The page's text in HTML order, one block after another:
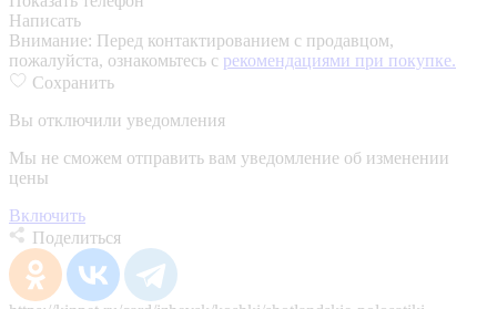
Написать
Внимание: Перед контактированием с продавцом,
пожалуйста, ознакомьтесь с рекомендациями при покупке.
Сохранить
Вы отключили уведомления
Мы не сможем отправить вам уведомление об изменении
цены
Включить
Поделиться